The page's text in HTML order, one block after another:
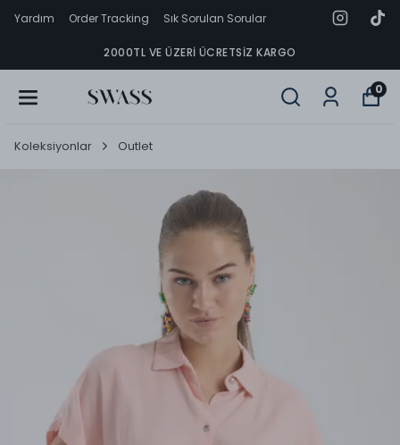
Yardım Order Tracking Sık Sorulan Sorular
2000TL VE ÜZERI ÜCRETSIZ KARGO
0
Koleksiyonlar Outlet